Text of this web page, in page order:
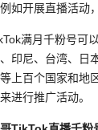
如开展直播活动
满月千粉号可
印尼、台湾、日
上百个国家和地
进行推广活动。